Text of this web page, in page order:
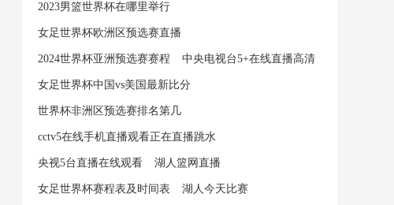
2023男篮世界杯在哪里举行
女足世界杯欧洲区预选赛直播
2024世界杯亚洲预选赛赛程 中央电视台5+在线直播高清
女足世界杯中国vs美国最新比分
世界杯非洲区预选赛排名第几
cctv5在线手机直播观看正在直播跳水
央视5台直播在线观看 湖人篮网直播
女足世界杯赛程表及时间表 湖人今天比赛